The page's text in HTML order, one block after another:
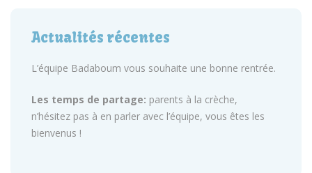
Actualités récentes
L’équipe Badaboum vous souhaite une bonne rentrée.
Les temps de partage: parents à la crèche,
n’hésitez pas à en parler avec l’équipe, vous êtes les
bienvenus !